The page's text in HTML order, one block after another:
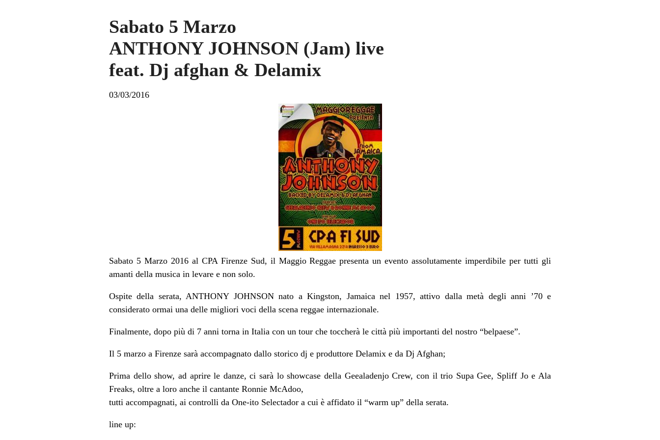
Sabato 5 Marzo
ANTHONY JOHNSON (Jam) live
feat. Dj afghan & Delamix
03/03/2016
Sabato 5 Marzo 2016 al CPA Firenze Sud, il Maggio Reggae presenta un evento assolutamente imperdibile per tutti gli
amanti della musica in levare e non solo.
Ospite della serata, ANTHONY JOHNSON nato a Kingston, Jamaica nel 1957, attivo dalla metà degli anni ’70 e
considerato ormai una delle migliori voci della scena reggae internazionale.
Finalmente, dopo più di 7 anni torna in Italia con un tour che toccherà le città più importanti del nostro “belpaese”.
Il 5 marzo a Firenze sarà accompagnato dallo storico dj e produttore Delamix e da Dj Afghan;
Prima dello show, ad aprire le danze, ci sarà lo showcase della Geealadenjo Crew, con il trio Supa Gee, Spliff Jo e Ala
Freaks, oltre a loro anche il cantante Ronnie McAdoo,
tutti accompagnati, ai controlli da One-ito Selectador a cui è affidato il “warm up” della serata.
line up: